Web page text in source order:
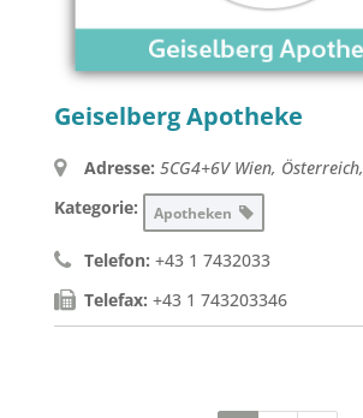
Geiselberg Apotheke
Adresse: 5CG4+6V Wien, Österreich,
Kategorie:
Apotheken
Telefon: +43 1 7432033
Telefax: +43 1 743203346